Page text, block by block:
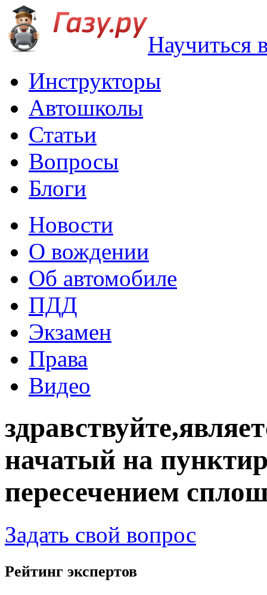
Научиться
Инструкторы
Автошколы
Статьи
Вопросы
Блоги
Новости
О вождении
Об автомобиле
ПДД
Экзамен
Права
Видео
начатый на
пересечением
Задать свой вопрос
Рейтинг экспертов